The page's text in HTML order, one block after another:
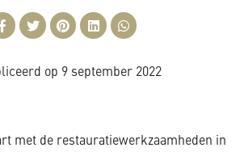
op 9 september 2022
met de restauratiewerkzaamheden in